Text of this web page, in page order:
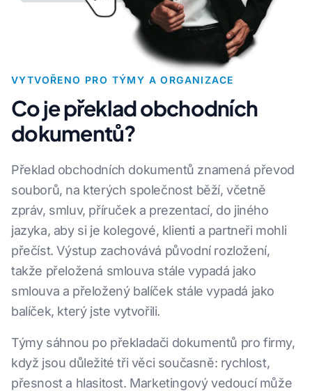
VYTVOŘENO PRO TÝMY A ORGANIZACE
Co je překlad obchodních
dokumentů?
Překlad obchodních dokumentů znamená převod
souborů, na kterých společnost běží, včetně
zpráv, smluv, příruček a prezentací, do jiného
jazyka, aby si je kolegové, klienti a partneři mohli
přečíst. Výstup zachovává původní rozložení,
takže přeložená smlouva stále vypadá jako
smlouva a přeložený balíček stále vypadá jako
balíček, který jste vytvořili.
Týmy sáhnou po překladači dokumentů pro firmy,
když jsou důležité tři věci současně: rychlost,
přesnost a hlasitost. Marketingový vedoucí může